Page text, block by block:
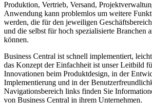
Produktion, Vertrieb, Versand,
Anwendung kann problemlos um weitere
werden, die für den jeweiligen
und die selbst für hoch spezialisierte Branchen
können.
Business Central ist schnell implementiert,
das Konzept der Einfachheit ist unser Leitbild
Innovationen beim Produktdesign, in der
Implementierung und in der
Navigationsbereich links finden Sie
von Business Central in ihrem Unternehmen.